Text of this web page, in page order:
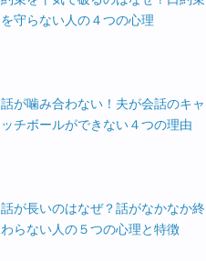
を守らない人の４つの心理
話が噛み合わない！夫が会話のキャ
ッチボールができない４つの理由
話が長いのはなぜ？話がなかなか終
わらない人の５つの心理と特徴